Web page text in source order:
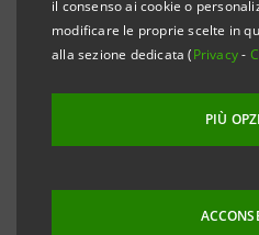
il consenso ai cookie o
modificare le proprie scelte in
alla sezione dedicata (Privacy-
PIÙ
hanno
imprese e il
Castegnero, 26 aprile 2023 .
spazio in Casa Abramo